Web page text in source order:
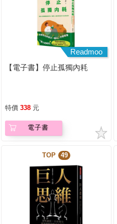
Readmoo
【電子書】停止孤獨內耗
特價 338 元
電子書
TOP 49